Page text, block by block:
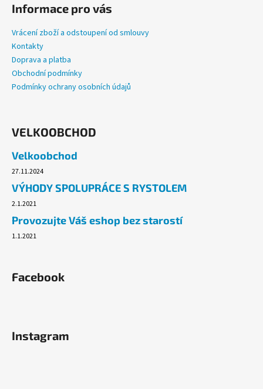
Informace pro vás
Vrácení zboží a odstoupení od smlouvy
Kontakty
Doprava a platba
Obchodní podmínky
Podmínky ochrany osobních údajů
VELKOOBCHOD
Velkoobchod
27.11.2024
VÝHODY SPOLUPRÁCE S RYSTOLEM
2.1.2021
Provozujte Váš eshop bez starostí
1.1.2021
Facebook
Instagram